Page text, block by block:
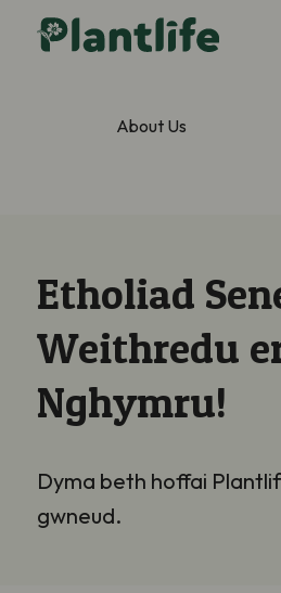
About Us
Etholiad
Weithredu
Nghymru!
Dyma beth hoffai
gwneud.